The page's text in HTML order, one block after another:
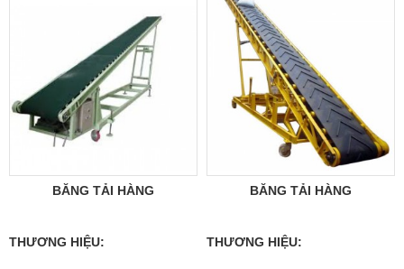
BĂNG TẢI HÀNG
THƯƠNG HIỆU:
BĂNG TẢI HÀNG
THƯƠNG HIỆU: